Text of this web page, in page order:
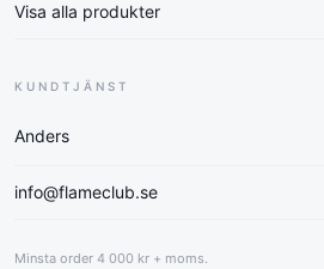
Visa alla produkter
KUNDTJÄNST
Anders
info@flameclub.se
Minsta order 4 000 kr + moms.